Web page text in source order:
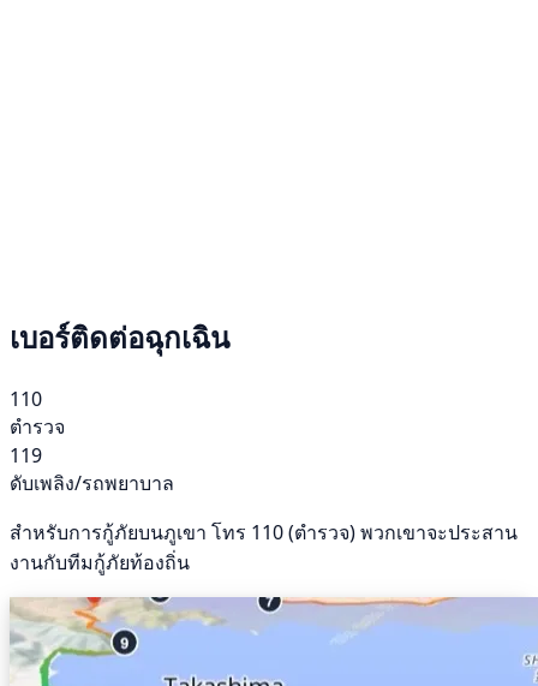
เบอร์ติดต่อฉุกเฉิน
110
ตำรวจ
119
ดับเพลิง/รถพยาบาล
สำหรับการกู้ภัยบนภูเขา โทร 110 (ตำรวจ) พวกเขาจะประสาน
งานกับทีมกู้ภัยท้องถิ่น